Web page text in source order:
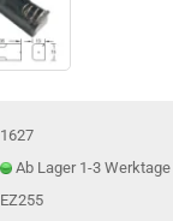
1627
Ab Lager 1-3 Werktage
EZ255